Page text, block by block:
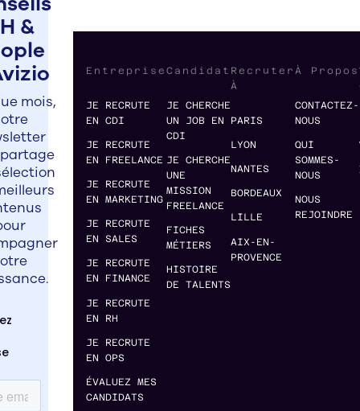
&
mois,
Entreprise
JE RECRUTE
EN CDI
JE RECRUTE
EN FREELANCE
JE RECRUTE
EN MARKETING
JE RECRUTE
EN SALES
JE RECRUTE
EN FINANCE
JE RECRUTE
EN RH
JE RECRUTE
EN OPS
ÉVALUEZ MES
CANDIDATS
Candidat
JE CHERCHE
UN JOB EN
CDI
JE CHERCHE
UNE
MISSION
FREELANCE
FICHES
MÉTIERS
HISTOIRE
DE TALENTS
Recruter
À
PARIS
LYON
NANTES
BORDEAUX
LILLE
AIX-EN-
PROVENCE
À Propos
CONTACTEZ-
NOUS
QUI
SOMMES-
NOUS
NOUS
REJOINDRE